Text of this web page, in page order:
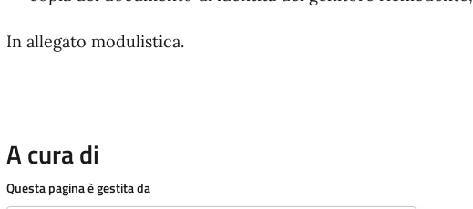
In allegato modulistica.
A cura di
Questa pagina è gestita da